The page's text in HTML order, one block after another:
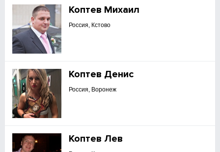
Коптев Михаил
Россия, Кстово
Коптев Денис
Россия, Воронеж
Коптев Лев